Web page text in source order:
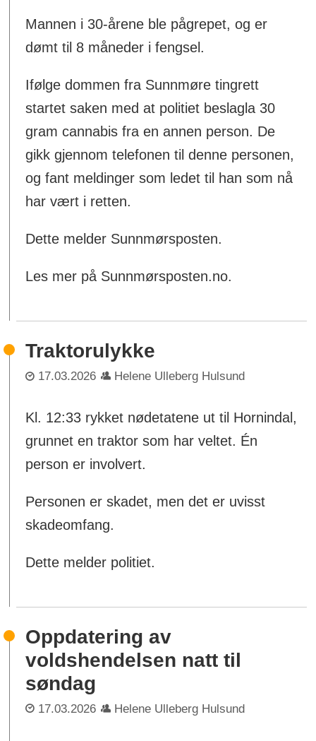
Mannen i 30-årene ble pågrepet, og er
dømt til 8 måneder i fengsel.
Ifølge dommen fra Sunnmøre tingrett
startet saken med at politiet beslagla 30
gram cannabis fra en annen person. De
gikk gjennom telefonen til denne personen,
og fant meldinger som ledet til han som nå
har vært i retten.
Dette melder Sunnmørsposten.
Les mer på Sunnmørsposten.no.
Traktorulykke
17.03.2026 Helene Ulleberg Hulsund
Kl. 12:33 rykket nødetatene ut til Hornindal,
grunnet en traktor som har veltet. Én
person er involvert.
Personen er skadet, men det er uvisst
skadeomfang.
Dette melder politiet.
Oppdatering av
voldshendelsen natt til
søndag
17.03.2026 Helene Ulleberg Hulsund